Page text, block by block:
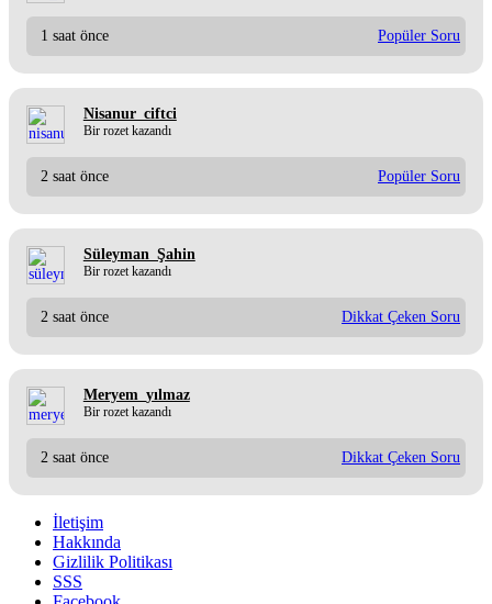
1 saat önce Popüler Soru
Nisanur_ciftci
Bir rozet kazandı
2 saat önce Popüler Soru
Süleyman_Şahin
Bir rozet kazandı
2 saat önce Dikkat Çeken Soru
Meryem_yılmaz
Bir rozet kazandı
2 saat önce Dikkat Çeken Soru
İletişim
Hakkında
Gizlilik Politikası
SSS